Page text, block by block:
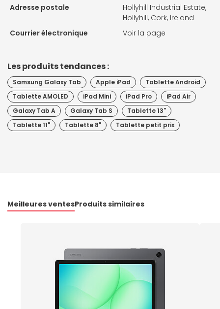
Adresse postale
Hollyhill Industrial Estate,
Hollyhill, Cork, Ireland
Courrier électronique
Voir la page
Les produits tendances :
Samsung Galaxy Tab Apple iPad
Tablette Android
Tablette AMOLED
iPad Mini iPad Pro
iPad Air
Galaxy Tab A
Galaxy Tab S
Tablette 13"
Tablette 11"
Tablette 8" Tablette petit prix
Meilleures ventesProduits similaires